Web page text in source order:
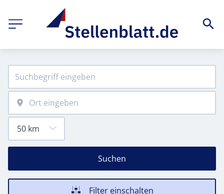
Suchen
Filter einschalten